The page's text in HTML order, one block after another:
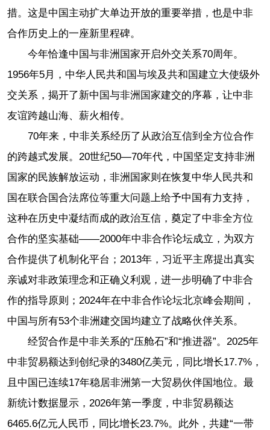
措。这是中国主动扩大单边开放的重要举措，也是中非
合作历史上的一座新里程碑。
今年恰逢中国与非洲国家开启外交关系70周年。
1956年5月，中华人民共和国与埃及共和国建立大使级外
交关系，揭开了新中国与非洲国家建交的序幕，让中非
友谊跨越山海、薪火相传。
70年来，中非关系经历了从政治互信到全方位合作
的跨越式发展。20世纪50—70年代，中国坚定支持非洲
国家的民族解放运动，非洲国家则在恢复中华人民共和
国在联合国合法席位等重大问题上给予中国有力支持，
这种在历史中凝结而成的政治互信，奠定了中非全方位
合作的坚实基础——2000年中非合作论坛成立，为双方
合作提供了机制化平台；2013年，习近平主席提出真实
亲诚对非政策理念和正确义利观，进一步明确了中非合
作的指导原则；2024年在中非合作论坛北京峰会期间，
中国与所有53个非洲建交国均建立了战略伙伴关系。
经贸合作是中非关系的“压舱石”和“推进器”。2025年
中非贸易额达到创纪录的3480亿美元，同比增长17.7%，
且中国已连续17年稳居非洲第一大贸易伙伴国地位。最
新统计数据显示，2026年第一季度，中非贸易额达
6465.6亿元人民币，同比增长23.7%。此外，共建“一带